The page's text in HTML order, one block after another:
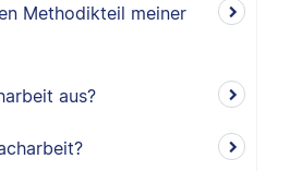
Methodikteil meiner
aus?